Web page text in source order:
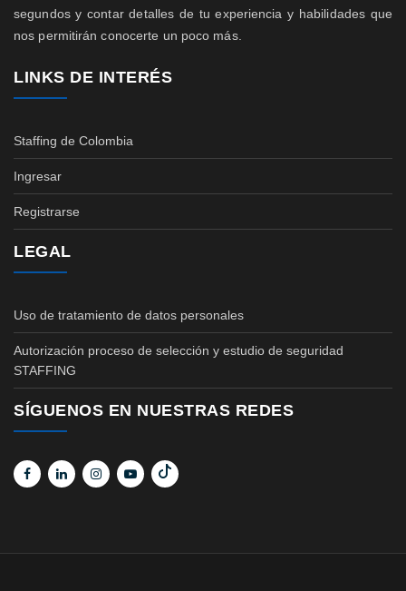
segundos y contar detalles de tu experiencia y habilidades que
nos permitirán conocerte un poco más.
LINKS DE INTERÉS
Staffing de Colombia
Ingresar
Registrarse
LEGAL
Uso de tratamiento de datos personales
Autorización proceso de selección y estudio de seguridad
STAFFING
SÍGUENOS EN NUESTRAS REDES